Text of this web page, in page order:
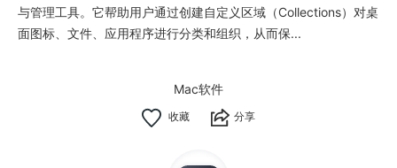
与管理工具。它帮助用户通过创建自定义区域（Collections）对桌
面图标、文件、应用程序进行分类和组织，从而保...
Mac软件
分享